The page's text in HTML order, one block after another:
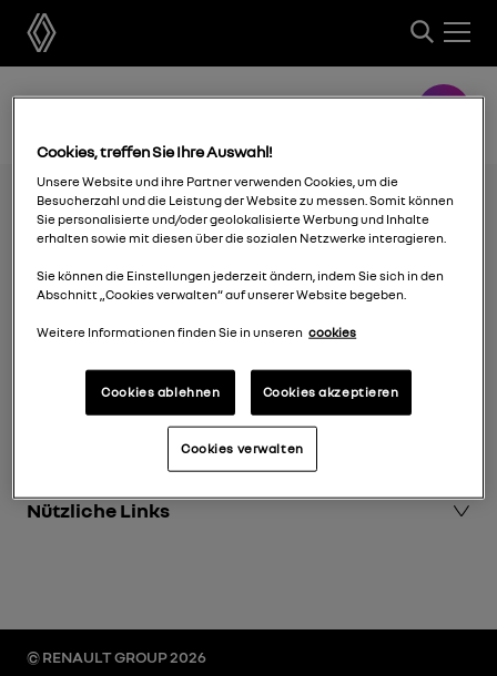
Die anderen Marken
Mobilize events
Nützliche Links
Renault.de
© RENAULT GROUP 2026
Cookies, treffen Sie Ihre Auswahl!
Unsere Website und ihre Partner verwenden Cookies, um die
Besucherzahl und die Leistung der Website zu messen. Somit können
Sie personalisierte und/oder geolokalisierte Werbung und Inhalte
erhalten sowie mit diesen über die sozialen Netzwerke interagieren.
Sie können die Einstellungen jederzeit ändern, indem Sie sich in den
Abschnitt „Cookies verwalten“ auf unserer Website begeben.
Weitere Informationen finden Sie in unseren cookies
Cookies ablehnen Cookies akzeptieren
Cookies verwalten